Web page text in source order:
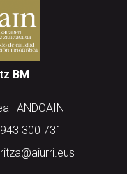
BM
| ANDOAIN
300 731